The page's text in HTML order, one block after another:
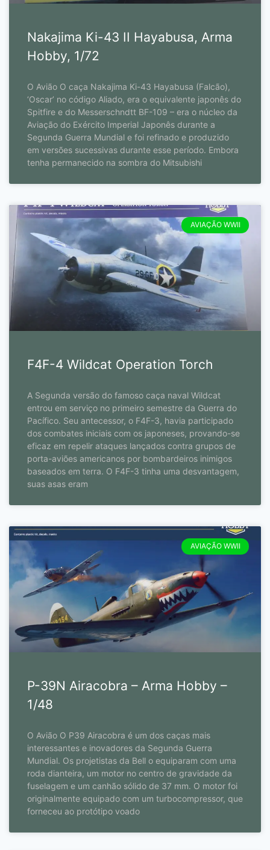
Nakajima Ki-43 II Hayabusa, Arma
Hobby, 1/72
O Avião O caça Nakajima Ki-43 Hayabusa (Falcão),
‘Oscar’ no código Aliado, era o equivalente japonês do
Spitfire e do Messerschndtt BF-109 – era o núcleo da
Aviação do Exército Imperial Japonês durante a
Segunda Guerra Mundial e foi refinado e produzido
em versões sucessivas durante esse período. Embora
tenha permanecido na sombra do Mitsubishi
AVIAÇÃO WWII
F4F-4 Wildcat Operation Torch
A Segunda versão do famoso caça naval Wildcat
entrou em serviço no primeiro semestre da Guerra do
Pacífico. Seu antecessor, o F4F-3, havia participado
dos combates iniciais com os japoneses, provando-se
eficaz em repelir ataques lançados contra grupos de
porta-aviões americanos por bombardeiros inimigos
baseados em terra. O F4F-3 tinha uma desvantagem,
suas asas eram
AVIAÇÃO WWII
P-39N Airacobra – Arma Hobby –
1/48
O Avião O P39 Airacobra é um dos caças mais
interessantes e inovadores da Segunda Guerra
Mundial. Os projetistas da Bell o equiparam com uma
roda dianteira, um motor no centro de gravidade da
fuselagem e um canhão sólido de 37 mm. O motor foi
originalmente equipado com um turbocompressor, que
forneceu ao protótipo voado